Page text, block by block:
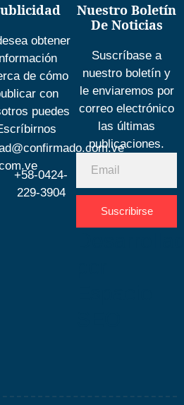
obtener
de cómo
con
puedes
+58-0424-
229-3904
Nuestro Boletín
De Noticias
Suscríbase a
nuestro boletín y
le enviaremos por
correo electrónico
las últimas
publicaciones.
Suscribirse